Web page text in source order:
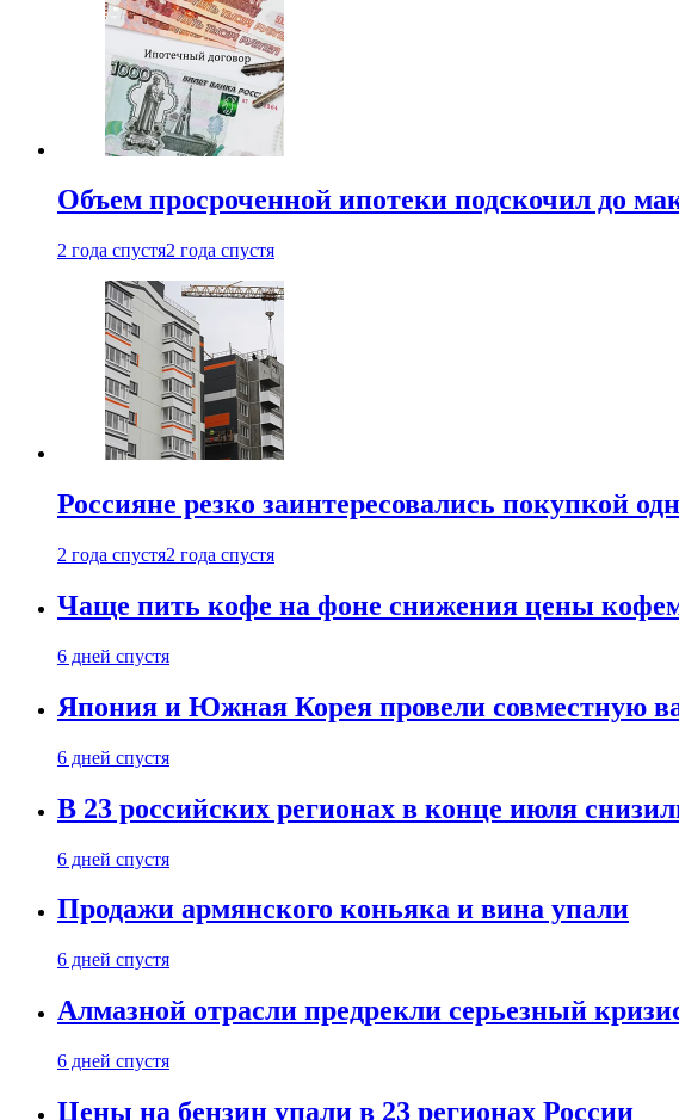
Объем просроченной ипотеки подскочил до
2 года спустя2 года спустя
Россияне резко заинтересовались покупкой
2 года спустя2 года спустя
Чаще пить кофе на фоне снижения цены
6 дней спустя
Япония и Южная Корея провели совместную
6 дней спустя
В 23 российских регионах в конце июля
6 дней спустя
Продажи армянского коньяка и вина упали
6 дней спустя
Алмазной отрасли предрекли серьезный
6 дней спустя
Цены на бензин упали в 23 регионах России